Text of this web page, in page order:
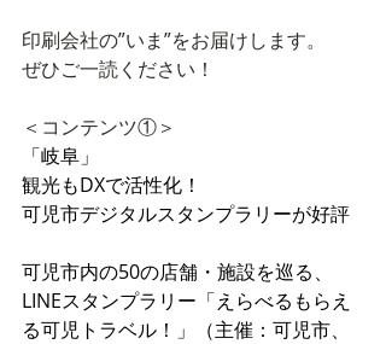
印刷会社の”いま”をお届けします。
ぜひご一読ください！
＜コンテンツ①＞
「岐阜」
観光もDXで活性化！
可児市デジタルスタンプラリーが好評
可児市内の50の店舗・施設を巡る、
LINEスタンプラリー「えらべるもらえ
る可児トラベル！」（主催：可児市、